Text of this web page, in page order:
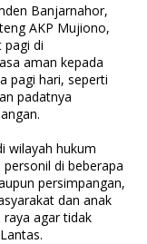
Banjarnahor,
AKP Mujiono,
pagi di
aman kepada
pagi hari, seperti
padatnya
wilayah hukum
di beberapa
persimpangan,
dan anak
raya agar tidak